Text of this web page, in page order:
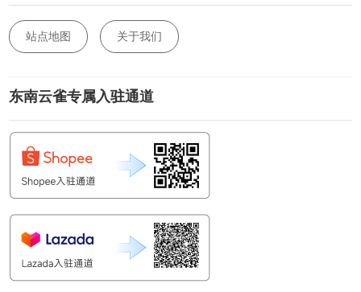
站点地图 关于我们
东南云雀专属入驻通道